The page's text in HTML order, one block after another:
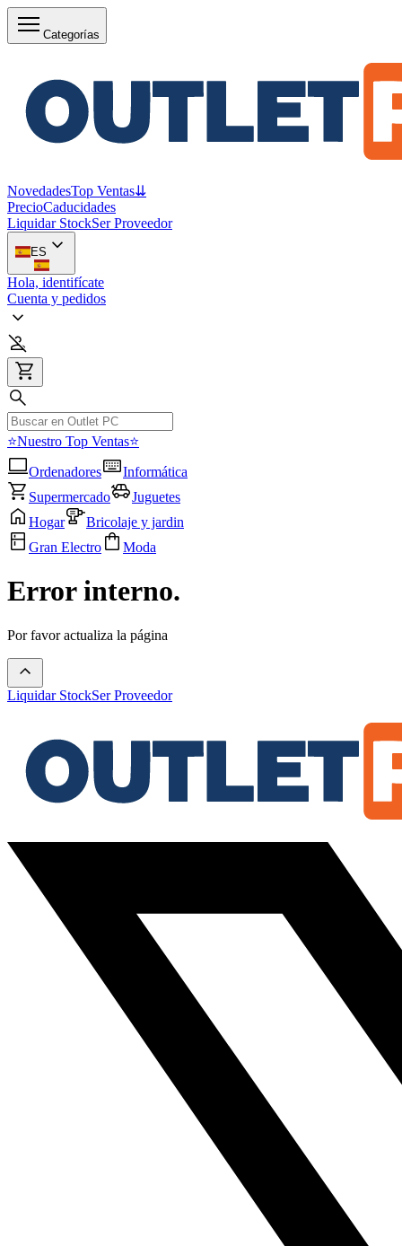
Categorías
NovedadesTop Ventas⇊
PrecioCaducidades
Liquidar StockSer Proveedor
ES
Hola, identifícate
Cuenta y pedidos
⭐Nuestro Top Ventas⭐
Ordenadores
Informática
Supermercado
Juguetes
Hogar
Bricolaje y jardin
Gran Electro
Moda
Error interno.
Por favor actualiza la página
Liquidar StockSer Proveedor